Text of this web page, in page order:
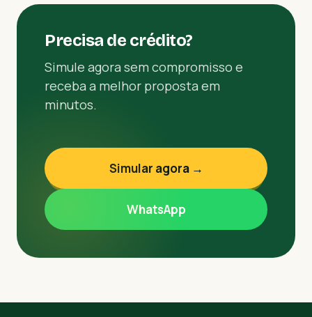
Precisa de crédito?
Simule agora sem compromisso e
receba a melhor proposta em
minutos.
Simular agora →
WhatsApp